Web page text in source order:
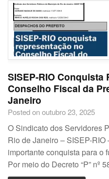
SISEP-RIO
Conselho Fiscal da
Janeiro
Posted on outubro 23, 2025
O Sindicato dos Servidores
Rio de Janeiro – SISEP-
importante conquista para o
Por meio do Decreto “P” nº